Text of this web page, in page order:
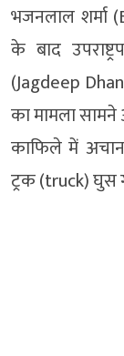
भजनलाल शर्मा
के बाद
(Jagdeep
का मामला सामने
काफिले में
ट्रक (truck) घुस